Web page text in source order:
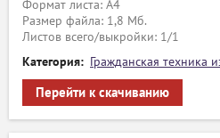
Формат листа: А4
Размер файла: 1,8 Мб.
Листов всего/выкройки: 1/1
Категория: Гражданская техника
Перейти к скачиванию